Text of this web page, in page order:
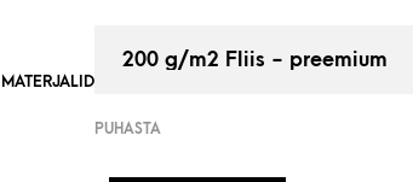
MATERJALID
PUHASTA